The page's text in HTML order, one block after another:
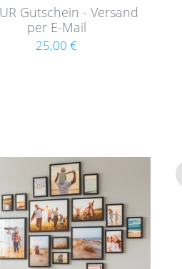
Gutschein - Versand
per E-Mail
25,00 €